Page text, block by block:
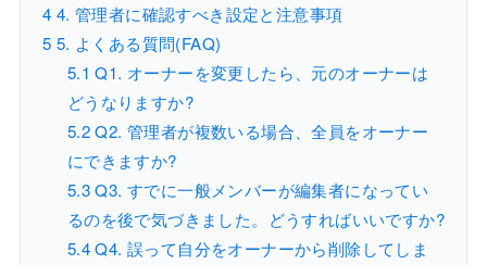
4 4. 管理者に確認すべき設定と注意事項
5 5. よくある質問(FAQ)
5.1 Q1. オーナーを変更したら、元のオーナーは
どうなりますか?
5.2Q2. 管理者が複数いる場合、全員をオーナー
にできますか?
5.3Q3. すでに一般メンバーが編集者になってい
るのを後で気づきました。どうすればいいですか?
5.4Q4. 誤って自分をオーナーから削除してしま